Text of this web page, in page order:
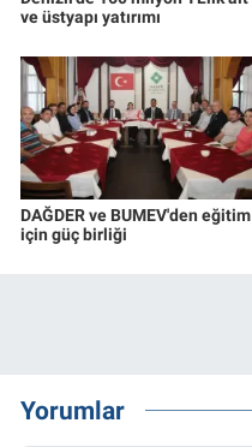
ve üstyapı yatırımı
DAĞDER ve BUMEV'den eğitim
için güç birliği
Yorumlar